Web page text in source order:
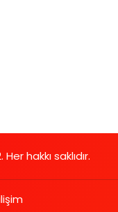
hakkı saklıdır.